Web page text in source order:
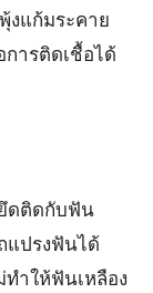
งแก้มระคาย
การติดเชื้อได้
ดติดกับฟัน
แปรงฟันได้
ำให้ฟันเหลือง